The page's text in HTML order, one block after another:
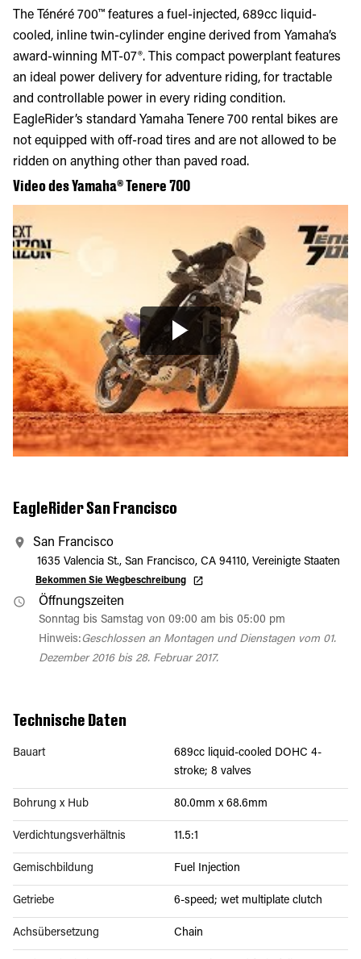
The Ténéré 700™ features a fuel-injected, 689cc liquid-
cooled, inline twin-cylinder engine derived from Yamaha’s
award-winning MT-07®. This compact powerplant features
an ideal power delivery for adventure riding, for tractable
and controllable power in every riding condition.
EagleRider’s standard Yamaha Tenere 700 rental bikes are
not equipped with off-road tires and are not allowed to be
ridden on anything other than paved road.
Video des Yamaha® Tenere 700
EagleRider San Francisco
San Francisco
1635 Valencia St., San Francisco, CA 94110, Vereinigte Staaten
Bekommen Sie Wegbeschreibung
Öffnungszeiten
Sonntag bis Samstag von 09:00 am bis 05:00 pm
Hinweis:Geschlossen an Montagen und Dienstagen vom 01.
Dezember 2016 bis 28. Februar 2017.
Technische Daten
Bauart
689cc liquid-cooled DOHC 4-
stroke; 8 valves
Bohrung x Hub 80.0mm x 68.6mm
Verdichtungsverhältnis 11.5:1
Gemischbildung Fuel Injection
Getriebe 6-speed; wet multiplate clutch
Achsübersetzung Chain